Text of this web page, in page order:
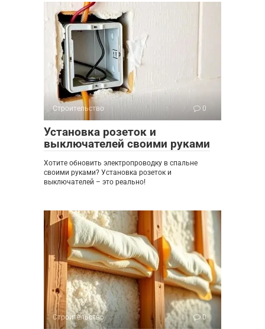
Строительство 0
Установка розеток и
выключателей своими руками
Хотите обновить электропроводку в спальне
своими руками? Установка розеток и
выключателей – это реально!
Строительство 0